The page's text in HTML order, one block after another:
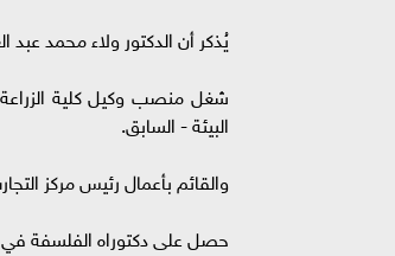
يُذكر أن الدكتور ولاء محمد عبد
شغل منصب وكيل كلية الزراعة
البيئة - السابق.
والقائم بأعمال رئيس مركز التجارب
حصل على دكتوراه الفلسفة في